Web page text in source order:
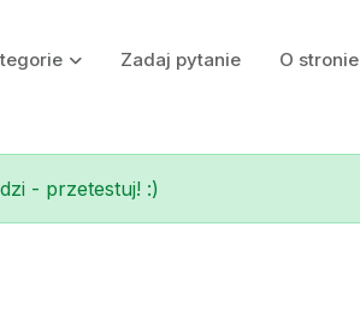
Zadaj pytanie O stronie
- przetestuj! :)